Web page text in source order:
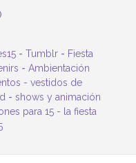
- Tumblr- Fiesta
- Ambientación
- vestidos de
- shows y animación
para 15- la fiesta